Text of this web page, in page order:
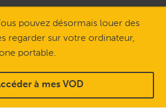
pouvez désormais louer des
regarder sur votre ordinateur,
portable.
à mes VOD